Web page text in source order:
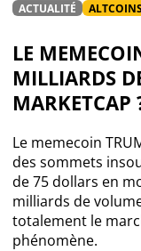
Actualité
Actualité
ACTUALITÉ
LE
MILLIARDS
MARKETCAP
Le memecoin
des sommets
de 75 dollars en
milliards de
totalement le
phénomène.